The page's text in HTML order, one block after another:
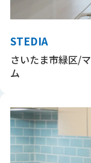
STEDIA
さいたま市緑区/
ム